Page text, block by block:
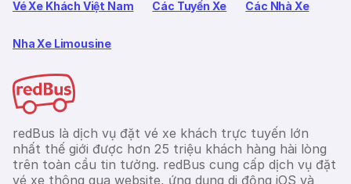
Vé Xe Khách Việt Nam Các Tuyến Xe Các Nhà Xe
Nha Xe Limousine
redBus là dịch vụ đặt vé xe khách trực tuyến lớn
nhất thế giới được hơn 25 triệu khách hàng hài lòng
trên toàn cầu tin tưởng. redBus cung cấp dịch vụ đặt
vé xe thông qua website, ứng dụng di động iOS và